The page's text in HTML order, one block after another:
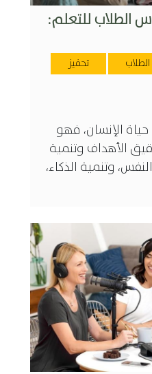
الطلاب للتعلم:
تحفيز
الإنسان، فهو
الأهداف وتنمية
وتنمية الذكاء،